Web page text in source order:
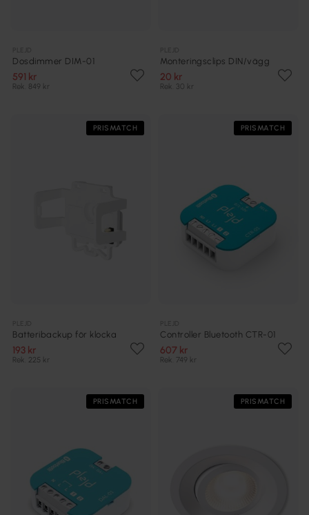
Dosdimmer DIM-01
591 kr
Rek. 849 kr
Monteringsclips DIN/vägg
20 kr
Rek. 30 kr
PRISMATCH
Batteribackup för klocka
193 kr
Rek. 225 kr
PRISMATCH
Controller Bluetooth CTR-01
607 kr
Rek. 749 kr
PRISMATCH PRISMATCH